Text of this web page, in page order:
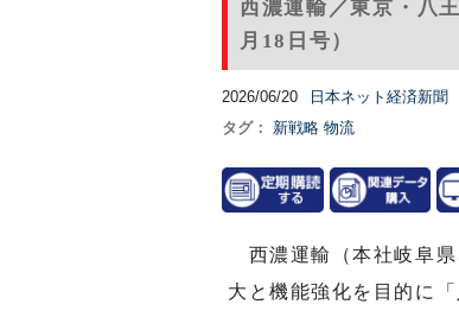
西濃運輸／東京・八
月18日号）
2026/06/20 日本ネット経済新聞
タグ：
新戦略 物流
西濃運輸（本社岐阜県
大と機能強化を目的に